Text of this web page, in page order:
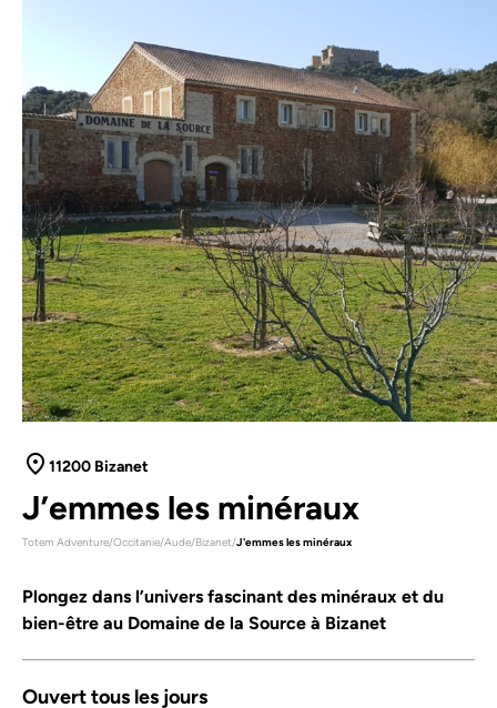
11200 Bizanet
J’emmes les minéraux
Totem Adventure/Occitanie/Aude/Bizanet/J'emmes les minéraux
Plongez dans l’univers fascinant des minéraux et du
bien-être au Domaine de la Source à Bizanet
Ouvert tous les jours